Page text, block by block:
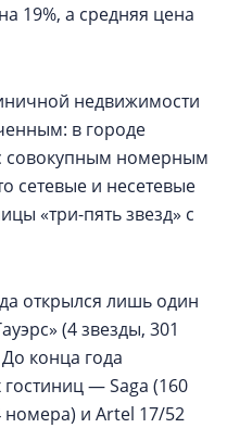
19%, а средняя цена
недвижимости
в городе
совокупным номерным
сетевые и несетевые
«три-пять звезд» с
открылся лишь один
(4 звезды, 301
конца года
гостиниц — Saga (160
номера) и Artel 17/52